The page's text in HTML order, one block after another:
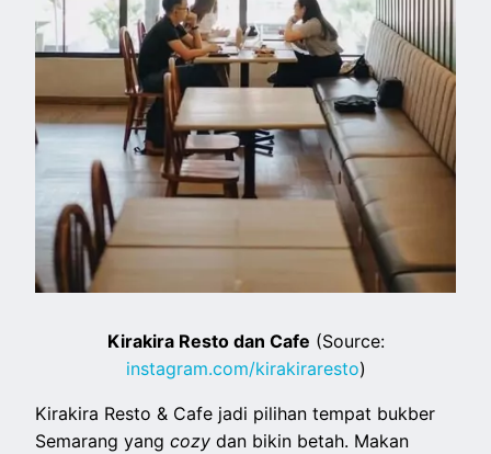
Kirakira Resto dan Cafe (Source:
instagram.com/kirakiraresto)
Kirakira Resto & Cafe jadi pilihan tempat bukber
Semarang yangcozy dan bikin betah. Makan